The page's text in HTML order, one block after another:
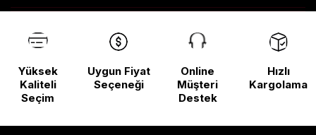
Yüksek
Kaliteli
Seçim
Uygun Fiyat
Seçeneği
Online
Müşteri
Destek
Hızlı
Kargolama